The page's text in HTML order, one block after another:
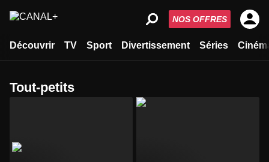
Découvrir TV Sport Divertissement Séries
NOS OFFRES
tout-petits